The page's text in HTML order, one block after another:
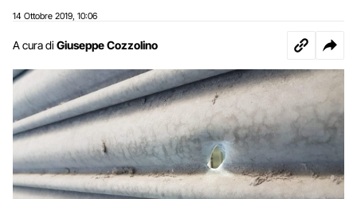
14 Ottobre 2019 10:06
A cura di Giuseppe Cozzolino